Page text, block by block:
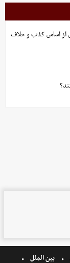
از اساس کذب و خلاف
بین الملل